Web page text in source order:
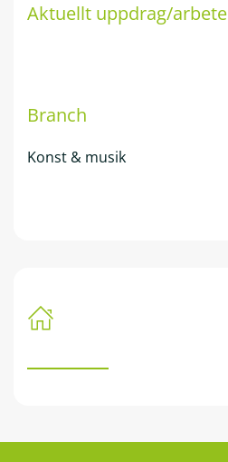
Aktuellt uppdrag/arbete
Branch
Konst & musik